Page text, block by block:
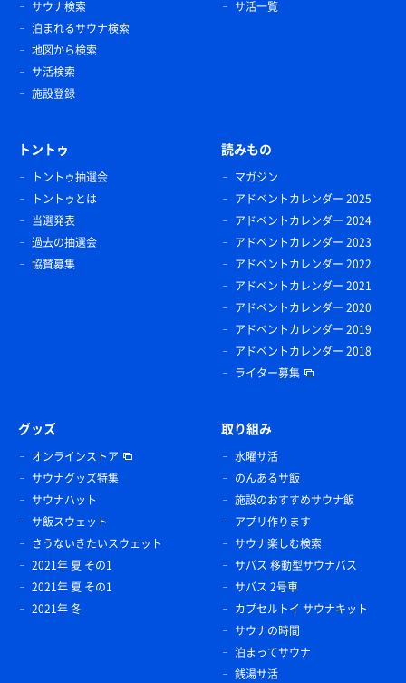
サウナ検索
泊まれるサウナ検索
地図から検索
サ活検索
施設登録
サ活一覧
トントゥ
トントゥ抽選会
トントゥとは
当選発表
過去の抽選会
協賛募集
読みもの
マガジン
アドベントカレンダー 2025
アドベントカレンダー 2024
アドベントカレンダー 2023
アドベントカレンダー 2022
アドベントカレンダー 2021
アドベントカレンダー 2020
アドベントカレンダー 2019
アドベントカレンダー 2018
ライター募集
グッズ
オンラインストア
サウナグッズ特集
サウナハット
サ飯スウェット
さうないきたいスウェット
2021年 夏 その1
2021年 夏 その1
2021年 冬
取り組み
水曜サ活
のんあるサ飯
施設のおすすめサウナ飯
アプリ作ります
サウナ楽しむ検索
サバス 移動型サウナバス
サバス 2号車
カプセルトイ サウナキット
サウナの時間
泊まってサウナ
銭湯サ活